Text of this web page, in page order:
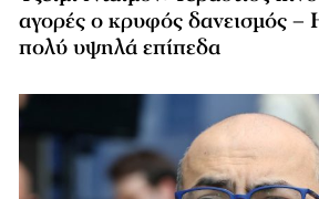
αγορές ο κρυφός δανεισμός –
πολύ υψηλά επίπεδα